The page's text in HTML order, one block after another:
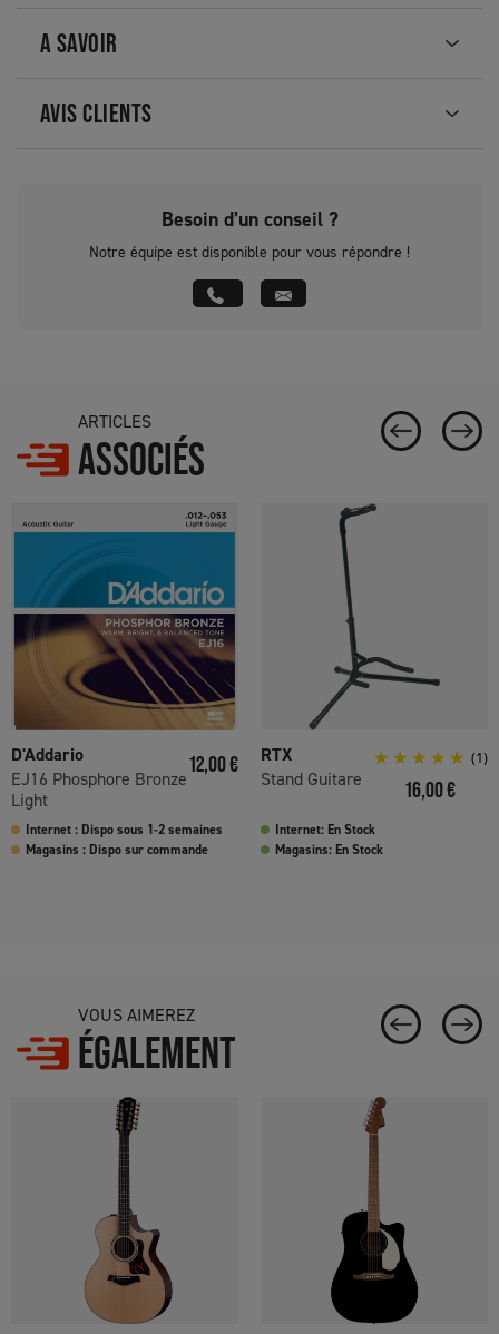
A SAVOIR
AVIS CLIENTS
Besoin d’un conseil ?
Notre équipe est disponible pour vous répondre !
ARTICLES
ASSOCIÉS
D'Addario
EJ16 Phosphore Bronze
Light
Prix
12,00 €
Internet : Dispo sous 1-2 semaines
Magasins : Dispo sur commande
RTX
Stand Guitare
(1)
Prix
16,00 €
Internet: En Stock
Magasins: En Stock
VOUS AIMEREZ
ÉGALEMENT